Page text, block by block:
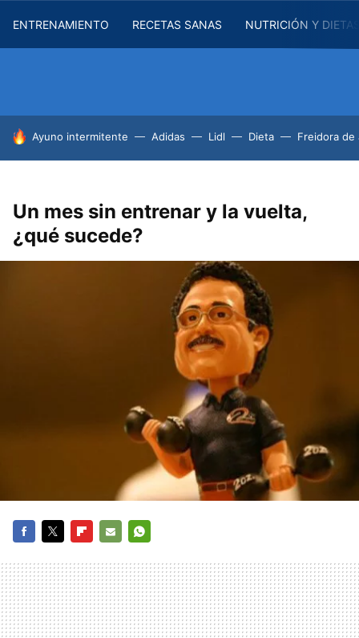
ENTRENAMIENTO RECETAS SANAS NUTRICIÓN Y
HOY SE HABLA DE
Ayuno intermitente Adidas Lidl Dieta Freidora de
Un mes sin entrenar y la vuelta,
¿qué sucede?
MAIL